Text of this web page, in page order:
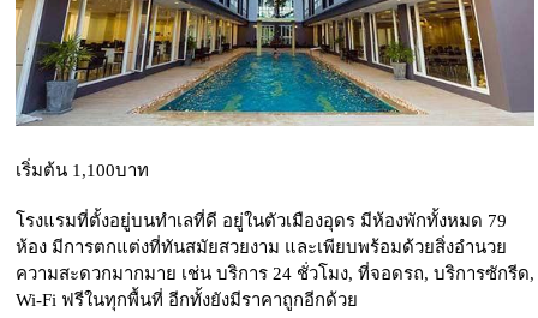
เริ่มต้น 1,100บาท
โรงแรมที่ตั้งอยู่บนทำเลที่ดี อยู่ในตัวเมืองอุดร มีห้องพักทั้งหมด 79
ห้อง มีการตกแต่งที่ทันสมัยสวยงาม และเพียบพร้อมด้วยสิ่งอำนวย
ความสะดวกมากมาย เช่น บริการ 24 ชั่วโมง, ที่จอดรถ, บริการซักรีด,
Wi-Fi ฟรีในทุกพื้นที่ อีกทั้งยังมีราคาถูกอีกด้วย